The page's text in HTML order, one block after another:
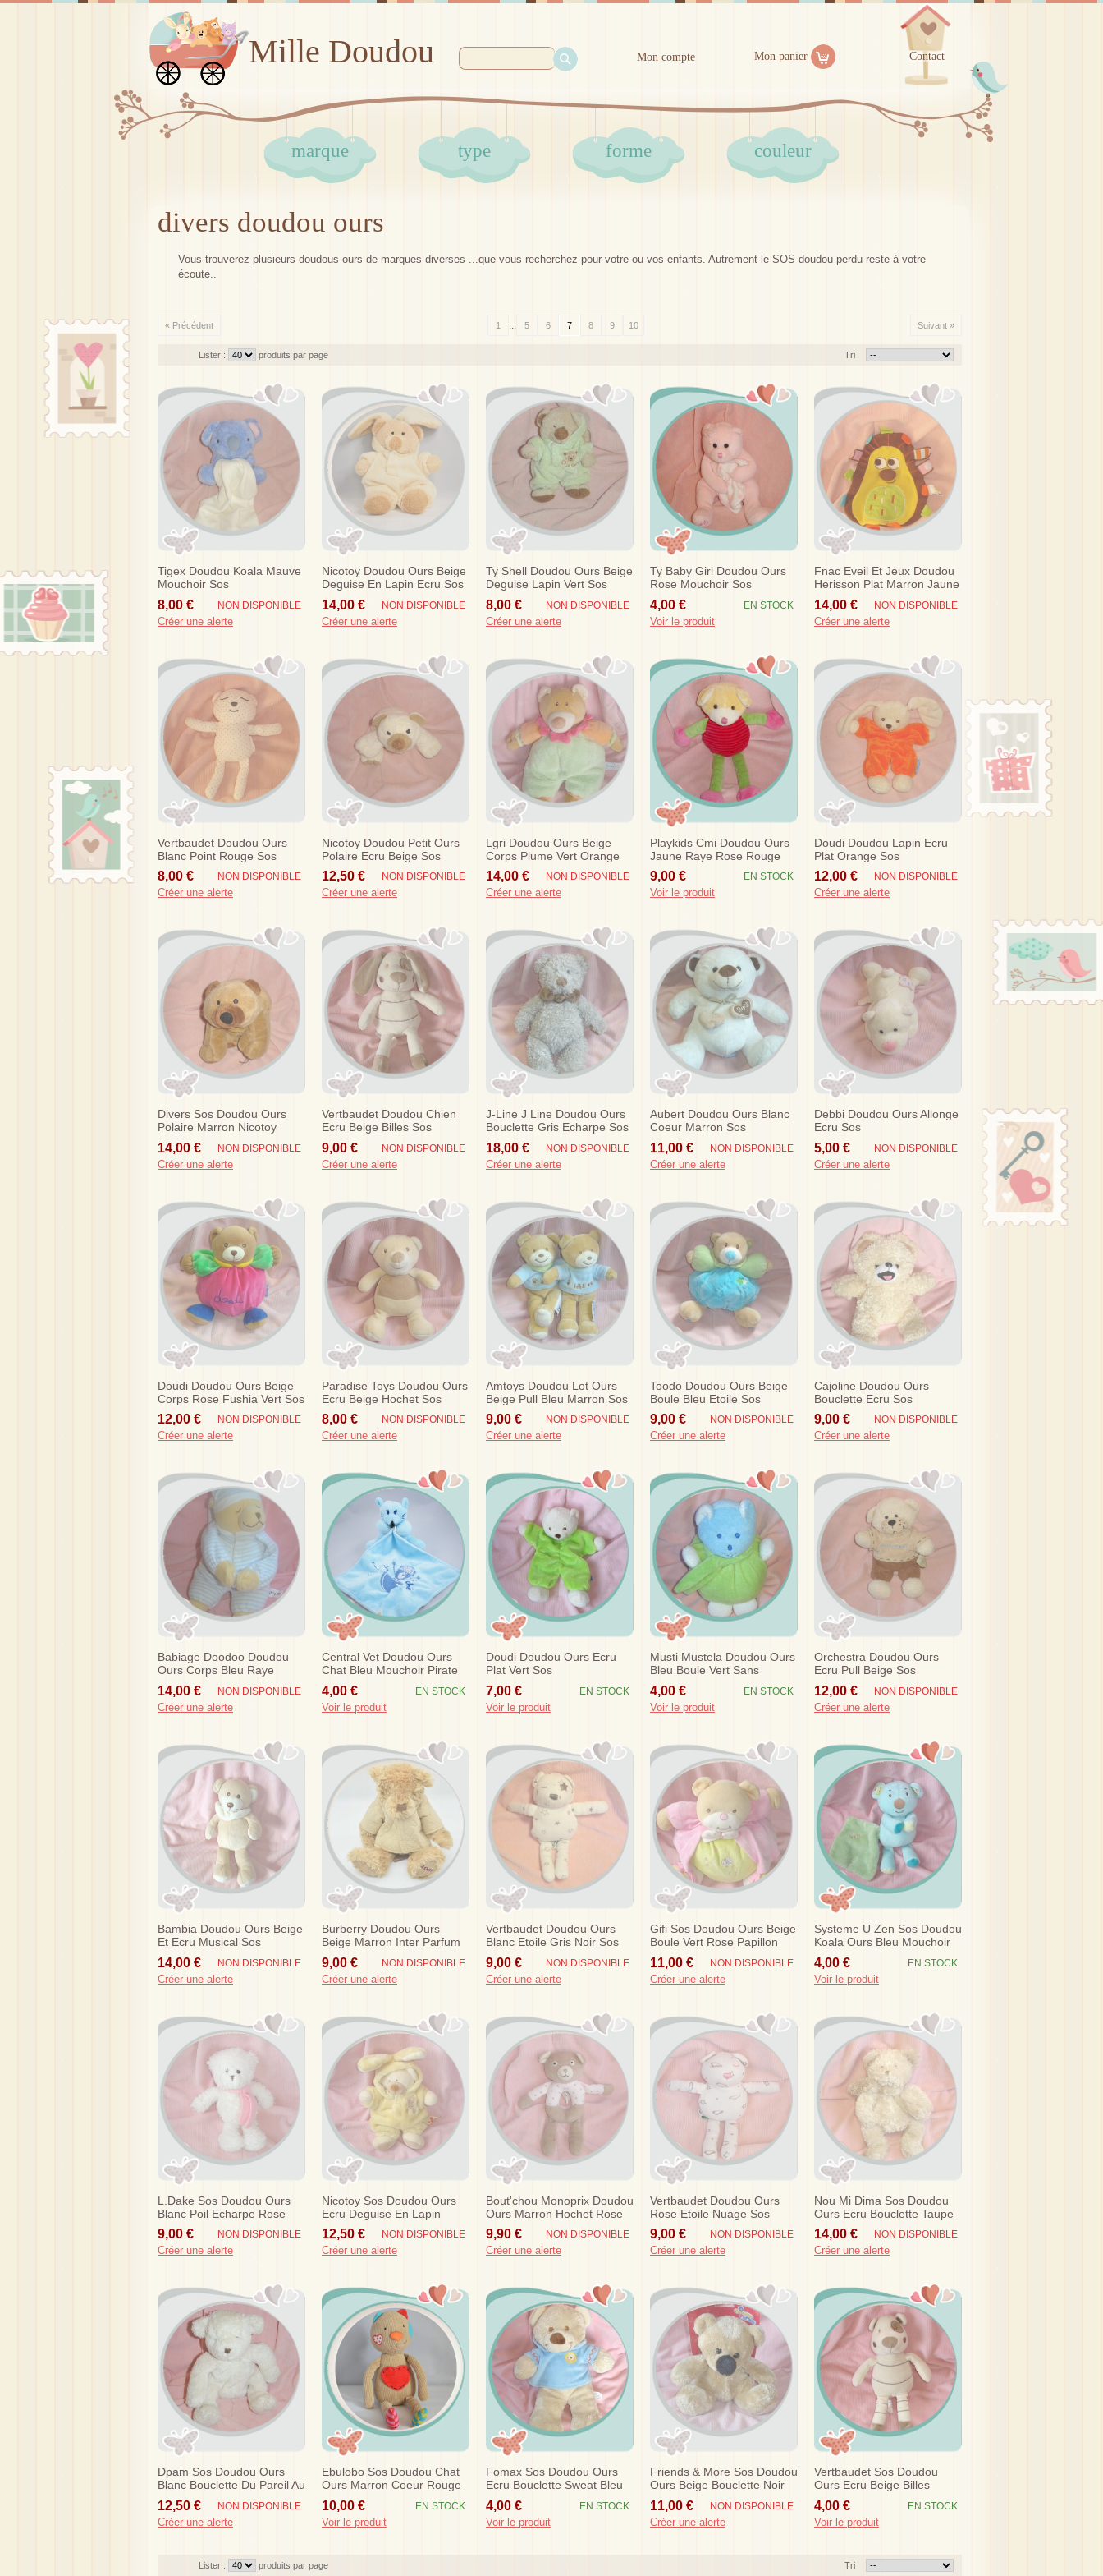
Mille Doudou Mon compte Mon panier Contact
marque type forme couleur
divers doudou ours
Vous trouverez plusieurs doudous ours de marques diverses ...que vous recherchez pour votre ou vos enfants. Autrement le SOS doudou perdu reste à votre
écoute..
« Précédent 1 ... 5 6 7 8 9 10 Suivant »
Tri
Lister : produits par page
Tigex Doudou Koala Mauve
Mouchoir Sos
8,00 € NON DISPONIBLE
Créer une alerte
Nicotoy Doudou Ours Beige
Deguise En Lapin Ecru Sos
14,00 € NON DISPONIBLE
Créer une alerte
Ty Shell Doudou Ours Beige
Deguise Lapin Vert Sos
Nicotoy
8,00 € NON DISPONIBLE
Créer une alerte
Ty Baby Girl Doudou Ours
Rose Mouchoir Sos
4,00 € EN STOCK
Voir le produit
Fnac Eveil Et Jeux Doudou
Herisson Plat Marron Jaune
Sos
14,00 € NON DISPONIBLE
Créer une alerte
Vertbaudet Doudou Ours
Blanc Point Rouge Sos
8,00 € NON DISPONIBLE
Créer une alerte
Nicotoy Doudou Petit Ours
Polaire Ecru Beige Sos
12,50 € NON DISPONIBLE
Créer une alerte
Lgri Doudou Ours Beige
Corps Plume Vert Orange
P'tit Bout Sos
14,00 € NON DISPONIBLE
Créer une alerte
Playkids Cmi Doudou Ours
Jaune Raye Rose Rouge
Vert Sos
9,00 € EN STOCK
Voir le produit
Doudi Doudou Lapin Ecru
Plat Orange Sos
12,00 € NON DISPONIBLE
Créer une alerte
Divers Sos Doudou Ours
Polaire Marron Nicotoy
14,00 € NON DISPONIBLE
Créer une alerte
Vertbaudet Doudou Chien
Ecru Beige Billes Sos
9,00 € NON DISPONIBLE
Créer une alerte
J-Line J Line Doudou Ours
Bouclette Gris Echarpe Sos
18,00 € NON DISPONIBLE
Créer une alerte
Aubert Doudou Ours Blanc
Coeur Marron Sos
11,00 € NON DISPONIBLE
Créer une alerte
Debbi Doudou Ours Allonge
Ecru Sos
5,00 € NON DISPONIBLE
Créer une alerte
Doudi Doudou Ours Beige
Corps Rose Fushia Vert Sos
12,00 € NON DISPONIBLE
Créer une alerte
Paradise Toys Doudou Ours
Ecru Beige Hochet Sos
8,00 € NON DISPONIBLE
Créer une alerte
Amtoys Doudou Lot Ours
Beige Pull Bleu Marron Sos
9,00 € NON DISPONIBLE
Créer une alerte
Toodo Doudou Ours Beige
Boule Bleu Etoile Sos
9,00 € NON DISPONIBLE
Créer une alerte
Cajoline Doudou Ours
Bouclette Ecru Sos
9,00 € NON DISPONIBLE
Créer une alerte
Babiage Doodoo Doudou
Ours Corps Bleu Raye
Tummy Sleep
14,00 € NON DISPONIBLE
Créer une alerte
Central Vet Doudou Ours
Chat Bleu Mouchoir Pirate
Sos
4,00 € EN STOCK
Voir le produit
Doudi Doudou Ours Ecru
Plat Vert Sos
7,00 € EN STOCK
Voir le produit
Musti Mustela Doudou Ours
Bleu Boule Vert Sans
Echarpe Sos
4,00 € EN STOCK
Voir le produit
Orchestra Doudou Ours
Ecru Pull Beige Sos
12,00 € NON DISPONIBLE
Créer une alerte
Bambia Doudou Ours Beige
Et Ecru Musical Sos
14,00 € NON DISPONIBLE
Créer une alerte
Burberry Doudou Ours
Beige Marron Inter Parfum
2008
9,00 € NON DISPONIBLE
Créer une alerte
Vertbaudet Doudou Ours
Blanc Etoile Gris Noir Sos
9,00 € NON DISPONIBLE
Créer une alerte
Gifi Sos Doudou Ours Beige
Boule Vert Rose Papillon
11,00 € NON DISPONIBLE
Créer une alerte
Systeme U Zen Sos Doudou
Koala Ours Bleu Mouchoir
Vert
4,00 € EN STOCK
Voir le produit
L.dake Sos Doudou Ours
Blanc Poil Echarpe Rose
9,00 € NON DISPONIBLE
Créer une alerte
Nicotoy Sos Doudou Ours
Ecru Deguise En Lapin
Jaune 20 Cm
12,50 € NON DISPONIBLE
Créer une alerte
Bout'chou Monoprix Doudou
Ours Marron Hochet Rose
Etoiles Sos
9,90 € NON DISPONIBLE
Créer une alerte
Vertbaudet Doudou Ours
Rose Etoile Nuage Sos
9,00 € NON DISPONIBLE
Créer une alerte
Nou Mi Dima Sos Doudou
Ours Ecru Bouclette Taupe
Gris
14,00 € NON DISPONIBLE
Créer une alerte
Dpam Sos Doudou Ours
Blanc Bouclette Du Pareil Au
Meme
12,50 € NON DISPONIBLE
Créer une alerte
Ebulobo Sos Doudou Chat
Ours Marron Coeur Rouge
10,00 € EN STOCK
Voir le produit
Fomax Sos Doudou Ours
Ecru Bouclette Sweat Bleu
4,00 € EN STOCK
Voir le produit
Friends & More Sos Doudou
Ours Beige Bouclette Noir
Marron 9
11,00 € NON DISPONIBLE
Créer une alerte
Vertbaudet Sos Doudou
Ours Ecru Beige Billes
4,00 € EN STOCK
Voir le produit
Tri
Lister : produits par page